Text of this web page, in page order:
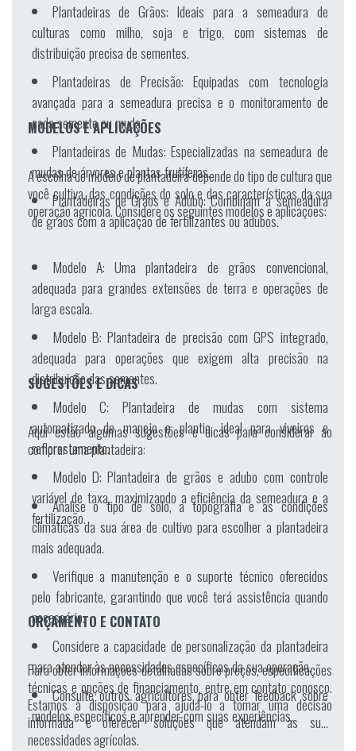
Plantadeiras de Grãos: Ideais para a semeadura de
culturas como milho, soja e trigo, com sistemas de
distribuição precisa de sementes.
Plantadeiras de Precisão: Equipadas com tecnologia
avançada para a semeadura precisa e o monitoramento de
cada semente ou muda.
Plantadeiras de Mudas: Especializadas na semeadura de
mudas de árvores e plantas frutíferas.
Plantadeiras de Grãos e Adubo:Combinam a semeadura
de grãos com a aplicação de fertilizantes ou adubos.
MODELOS E APLICAÇÕES
A escolha do modelo de plantadeira depende do tipo de cultura que
você cultiva, das condições do solo e das características da sua
operação agrícola. Considere os seguintes modelos e aplicações:
Modelo A: Uma plantadeira de grãos convencional,
adequada para grandes extensões de terra e operações de
larga escala.
Modelo B: Plantadeira de precisão com GPS integrado,
adequada para operações que exigem alta precisão na
distribuição das sementes.
Modelo C: Plantadeira de mudas com sistema
automatizado de manejo e plantio, ideal para viveiros e
reflorestamento.
Modelo D: Plantadeira de grãos e adubo com controle
variável de taxa, maximizando a eficiência da semeadura e a
fertilização.
SUGESTÕES E DICAS
Aqui estão algumas sugestões e dicas para considerar ao
comprar uma plantadeira:
Analise o tipo de solo, a topografia e as condições
climáticas da sua área de cultivo para escolher a plantadeira
mais adequada.
Verifique a manutenção e o suporte técnico oferecidos
pelo fabricante, garantindo que você terá assistência quando
necessário.
Considere a capacidade de personalização da plantadeira
para atender às necessidades específicas da sua operação.
Consulte outros agricultores para obter feedback sobre
modelos específicos e aprender com suas experiências.
ORÇAMENTO E CONTATO
Para obter informações detalhadas sobre preços, especificações
técnicas e opções de financiamento, entre em contato conosco.
Estamos à disposição para ajudá-lo a tomar uma decisão
informada e oferecer soluções que atendam às suas
necessidades agrícolas.